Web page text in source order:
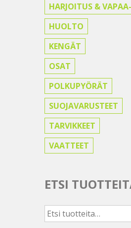
HARJOITUS &
HUOLTO
KENGÄT
OSAT
POLKUPYÖRÄT
SUOJAVARUSTEET
TARVIKKEET
VAATTEET
ETSI
Etsi: